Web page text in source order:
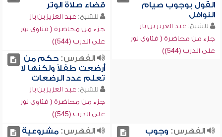
القول بوجوب صيام
النوافل
للشيخ: عبد العزيز بن باز
جزء من محاضرة ( فتاوى نور
على الدرب (544))
قضاء صلاة الوتر
للشيخ: عبد العزيز بن باز
جزء من محاضرة ( فتاوى نور
على الدرب (544))
الفهرس:حكم من
أرضعت طفلاً ولكنها لا
تعلم عدد الرضعات
للشيخ: عبد العزيز بن باز
جزء من محاضرة ( فتاوى نور
على الدرب (545))
الفهرس: وجوب
الفهرس:مشروعية